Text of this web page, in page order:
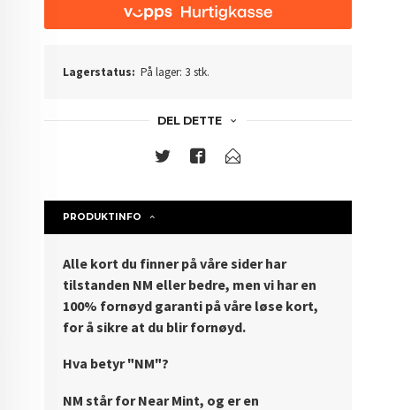
Lagerstatus: På lager: 3 stk.
DEL DETTE
PRODUKTINFO
Alle kort du finner på våre sider har
tilstanden NM eller bedre, men vi har en
100% fornøyd garanti på våre løse kort,
for å sikre at du blir fornøyd.
Hva betyr "NM"?
NM står for Near Mint, og er en